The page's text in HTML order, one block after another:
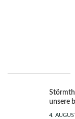
unsere
4.